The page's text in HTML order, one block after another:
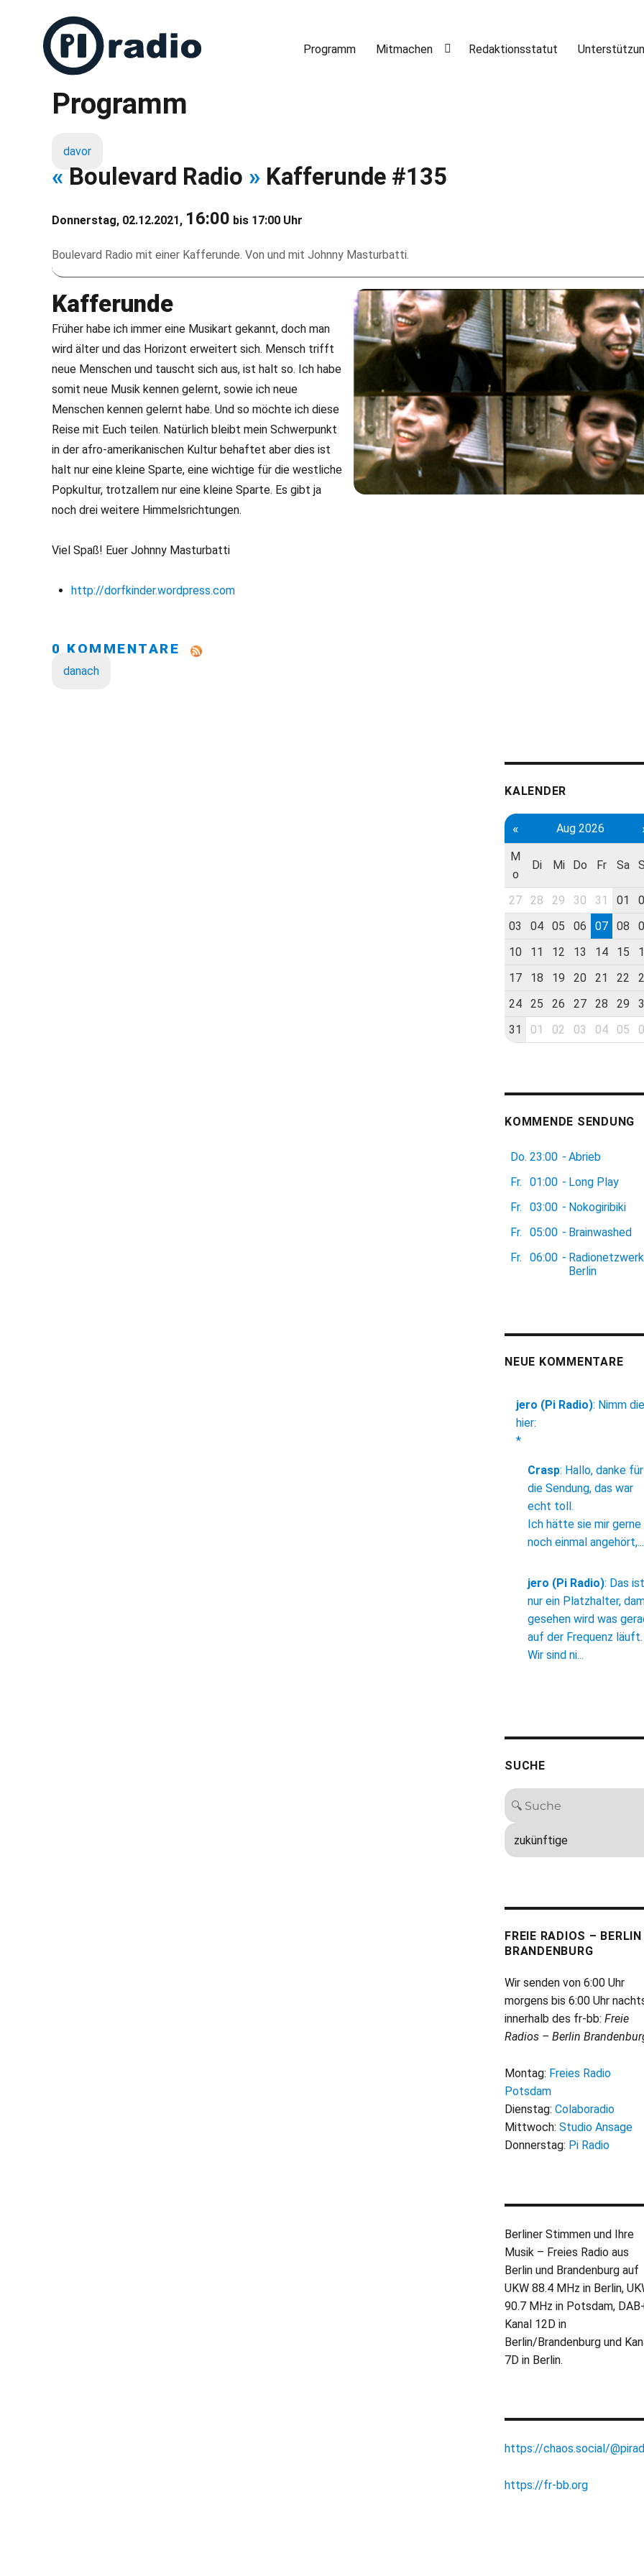
Freies Radio in Berlin
Programm Mitmachen Redaktionsstatut
Programm
davor
« Boulevard Radio » Kafferunde #135
Donnerstag, 02.12.2021, 16:00 bis 17:00 Uhr
Boulevard Radio mit einer Kafferunde. Von und mit Johnny Masturbatti.
Kafferunde
Früher habe ich immer eine Musikart gekannt, doch man
wird älter und das Horizont erweitert sich. Mensch trifft
neue Menschen und tauscht sich aus, ist halt so. Ich habe
somit neue Musik kennen gelernt, sowie ich neue
Menschen kennen gelernt habe. Und so möchte ich diese
Reise mit Euch teilen. Natürlich bleibt mein Schwerpunkt
in der afro-amerikanischen Kultur behaftet aber dies ist
halt nur eine kleine Sparte, eine wichtige für die westliche
Popkultur, trotzallem nur eine kleine Sparte. Es gibt ja
noch drei weitere Himmelsrichtungen.
Viel Spaß! Euer Johnny Masturbatti
http://dorfkinder.wordpress.com
0 KOMMENTARE
danach
KALENDER
« Aug 2026
M
o
Di Mi Do Fr Sa
27 28 29 30 31 01
03
04 05 06 07 08
10
11 12 13 14 15
17
18 19 20 21 22
24
25 26 27 28 29
31
01 02 03 04 05
KOMMENDE SENDUNG
Do. 23:00 - Abrieb
Fr.
01:00 - Long Play
Fr.
03:00 - Nokogiribiki
Fr.
05:00 - Brainwashed
Fr.
06:00 - Radionetzwerk
Berlin
NEUE KOMMENTARE
jero (Pi Radio): Nimm die
hier:
*
Crasp: Hallo, danke für
die Sendung, das war
echt toll.
Ich hätte sie mir gerne
noch einmal angehört,...
jero (Pi Radio): Das ist
nur ein Platzhalter,
gesehen wird was
auf der Frequenz läuft.
Wir sind ni...
SUCHE
FREIE RADIOS – BERLIN
BRANDENBURG
Wir senden von 6:00 Uhr
morgens bis 6:00 Uhr
innerhalb des fr-bb: Freie
Radios – Berlin
Montag: Freies Radio
Potsdam
Dienstag: Colaboradio
Mittwoch: Studio Ansage
Donnerstag: Pi Radio
Berliner Stimmen und Ihre
Musik – Freies Radio aus
Berlin und Brandenburg auf
UKW 88.4 MHz in Berlin,
90.7 MHz in Potsdam,
Kanal 12D in
Berlin/Brandenburg und
7D in Berlin.
https://chaos.social/
https://fr-bb.org